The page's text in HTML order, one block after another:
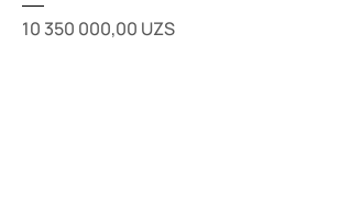
Цена
10 350 000,00 UZS